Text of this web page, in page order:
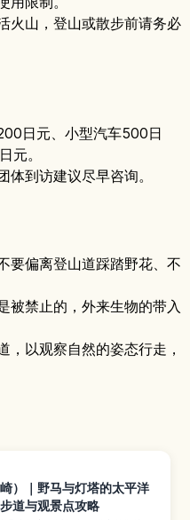
火山，登山或散步前请务必
日元、小型汽车500日
元。
到访建议尽早咨询。
要偏离登山道踩踏野花、不
被禁止的，外来生物的带入
，以观察自然的姿态行走，
）｜野马与灯塔的太平洋
道与观景点攻略